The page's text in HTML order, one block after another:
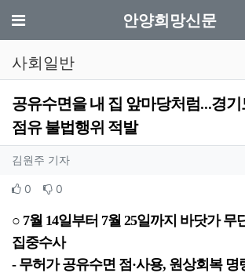
메뉴 안양희망신문
사회일반
공유수면을 내 집 앞마당처럼…경기
점유 불법행위 적발
작성자 정보
김원주 기자작성
컨텐츠 정보
0 추천 0
본문
○ 7월 14일부터 7월 25일까지 바닷가 무
집중수사
- 무허가 공유수면 점·사용, 원상회복 명